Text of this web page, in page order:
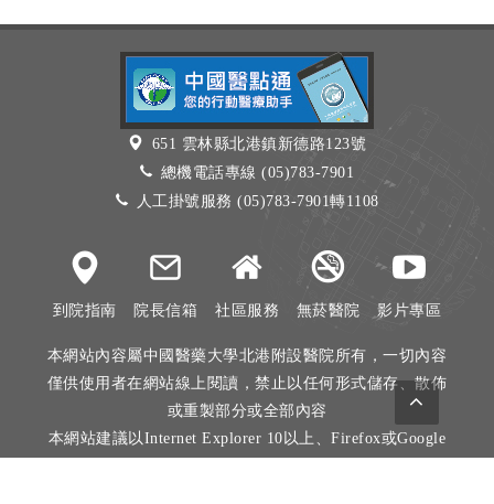
651 雲林縣北港鎮新德路123號
總機電話專線 (05)783-7901
人工掛號服務 (05)783-7901轉1108
到院指南 院長信箱 社區服務 無菸醫院 影片專區
本網站內容屬中國醫藥大學北港附設醫院所有，一切內容
僅供使用者在網站線上閱讀，禁止以任何形式儲存、散佈
或重製部分或全部內容
本網站建議以Internet Explorer 10以上、Firefox或Google